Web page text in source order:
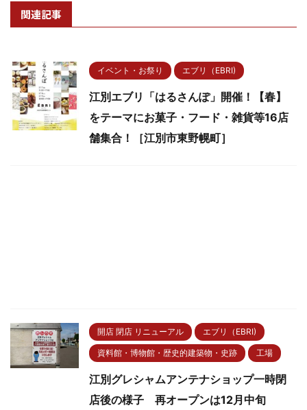
関連記事
イベント・お祭り エブリ（EBRI)
江別エブリ「はるさんぽ」開催！【春】
をテーマにお菓子・フード・雑貨等16店
舗集合！［江別市東野幌町］
開店 閉店 リニューアル エブリ（EBRI)
資料館・博物館・歴史的建築物・史跡 工場
江別グレシャムアンテナショップ一時閉
店後の様子 再オープンは12月中旬